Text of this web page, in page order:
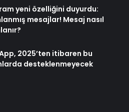
yeni özelliğini duyurdu:
mesajlar! Mesaj nasıl
2025’ten itibaren bu
desteklenmeyecek